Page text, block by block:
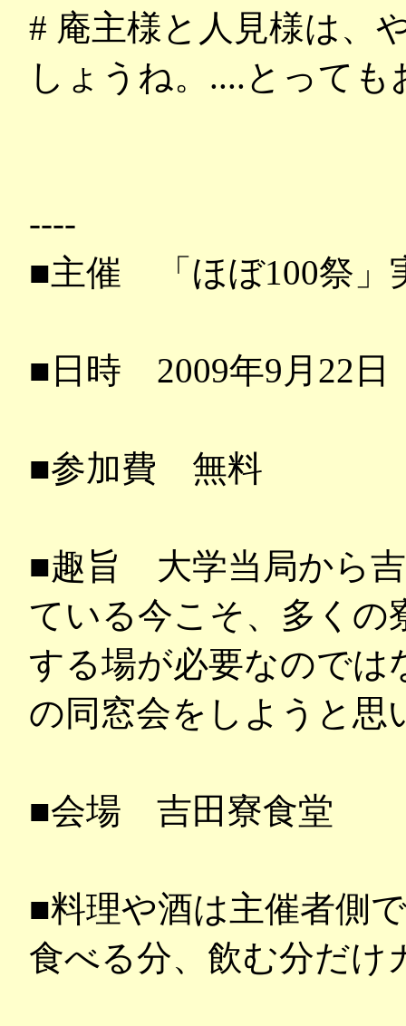
# 庵主様と人見様は、
しょうね。....とって
----
■主催 「ほぼ100祭」
■日時 2009年9月22
■参加費 無料
■趣旨 大学当局から
ている今こそ、多くの
する場が必要なのでは
の同窓会をしようと思
■会場 吉田寮食堂
■料理や酒は主催者側
食べる分、飲む分だけ